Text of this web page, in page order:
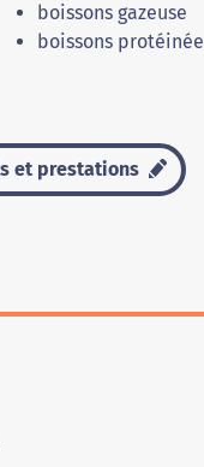
boissons gazeuse
boissons protéinée
et prestations